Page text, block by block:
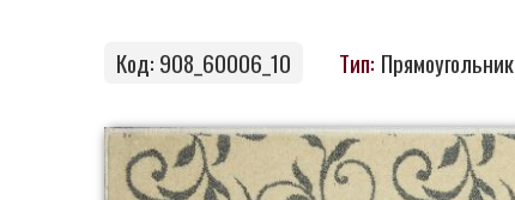
партнером
Код: 908_60006_10 Тип: Прямоугольник